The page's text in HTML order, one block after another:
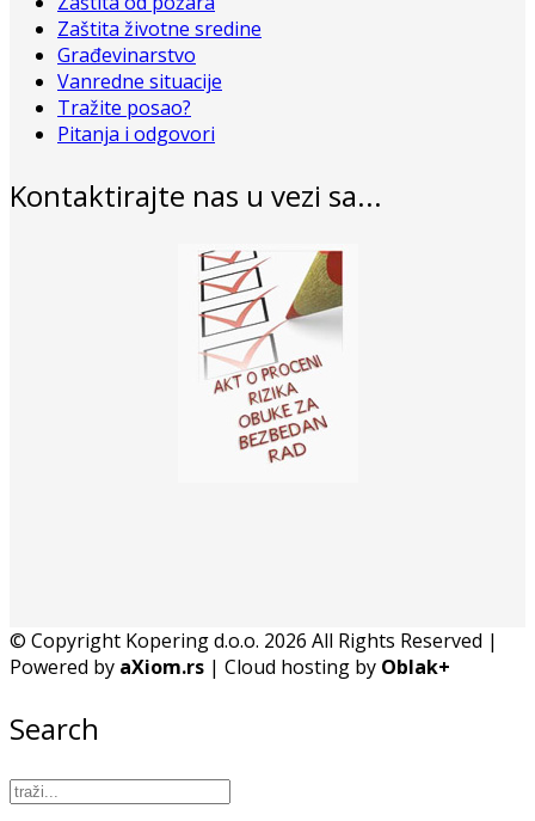
Zaštita životne sredine
Građevinarstvo
Vanredne situacije
Tražite posao?
Pitanja i odgovori
Kontaktirajte nas u vezi sa...
© Copyright Kopering d.o.o. 2026 All Rights Reserved |
Powered by aXiom.rs | Cloud hosting by Oblak+
Search